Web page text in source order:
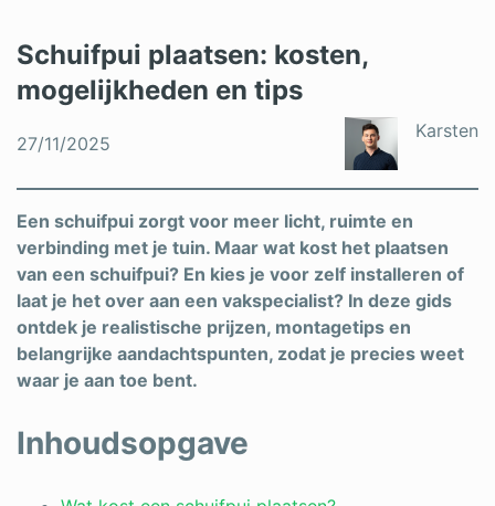
Ben je een vakspecialist?
Log in
Schuifpui plaatsen: kosten,
mogelijkheden en tips
27/11/2025
Karsten
Een schuifpui zorgt voor meer licht, ruimte en
verbinding met je tuin. Maar wat kost het plaatsen
van een schuifpui? En kies je voor zelf installeren of
laat je het over aan een vakspecialist? In deze gids
ontdek je realistische prijzen, montagetips en
belangrijke aandachtspunten, zodat je precies weet
waar je aan toe bent.
Inhoudsopgave